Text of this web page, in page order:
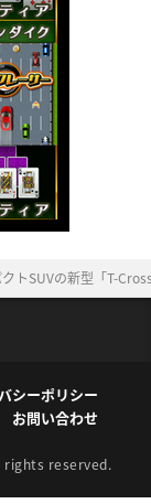
トSUVの新型「T-
シーポリシー
お問い合わせ
rights reserved.